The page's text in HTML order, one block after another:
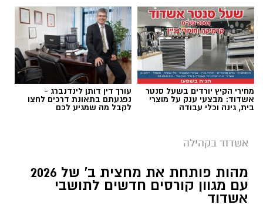
מחירי הקיץ יורדים בשעל סנטר
אשדוד: מבצעי ענק על מוצרי
בית, גינה וכלי עבודה
עורך דין דותן לינדנברג -
נפגעתם בתאונת דרכים לחצו
לקבל מה שמגיע לכם
אשדוד בקהילה
מהות פותחת את מחצית ב' של 2026
עם מגוון קורסים חדשים לתושבי
אשדוד